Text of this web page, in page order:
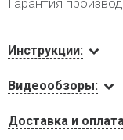
Гарантия
Инструкции:
Видеообзоры:
Доставка и